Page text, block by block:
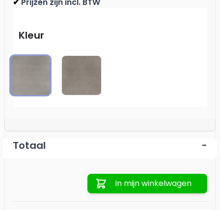
✔
Kleur
Light Grey Warm Grey
Totaal -
Aantal
In mijn winkelwagen